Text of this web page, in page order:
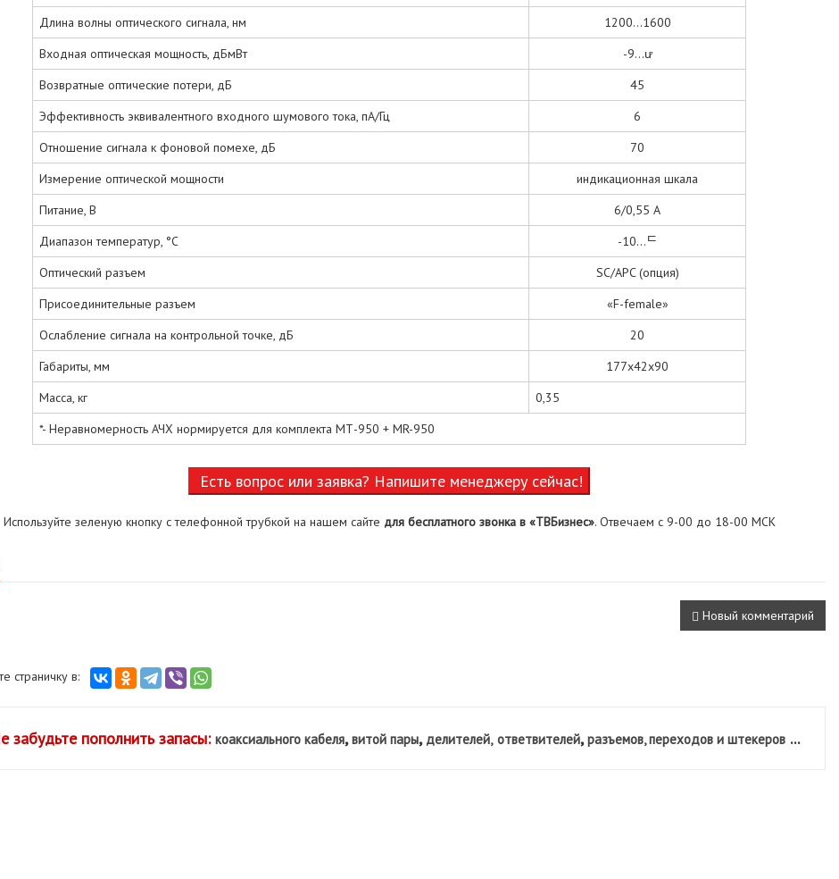
Длина волны оптического сигнала, нм
1200...1600
Входная оптическая мощность, дБмВт
-9...ư
Возвратные оптические потери, дБ
45
Эффективность эквивалентного входного шумового тока, пА/Гц
6
Отношение сигнала к фоновой помехе, дБ
70
Измерение оптической мощности
индикационная шкала
Питание, В
6/0,55 А
Диапазон температур, °С
-10...ᄃ
Оптический разъем
SC/АPC (опция)
Присоединительные разъем
«F-female»
Ослабление сигнала на контрольной точке, дБ
20
Габариты, мм
177х42х90
Масса, кг
0,35
*- Неравномерность АЧХ нормируется для комплекта МТ-950 + MR-950
Есть вопрос или заявка? Напишите менеджеру сейчас!
Используйте зеленую кнопку с телефонной трубкой на нашем сайте для бесплатного звонка в «ТВБизнес». Отвечаем с 9-00 до 18-00 МСК
Новый комментарий
страничку в:
забудьте пополнить запасы: коаксиального кабеля, витой пары, делителей, ответвителей, разъемов, переходов и штекеров ...